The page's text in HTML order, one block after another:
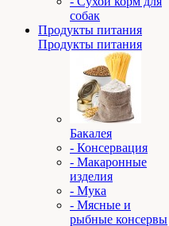
собак
Продукты питания
Продукты питания
Бакалея
- Консервация
- Макаронные
изделия
- Мука
- Мясные и
рыбные консервы